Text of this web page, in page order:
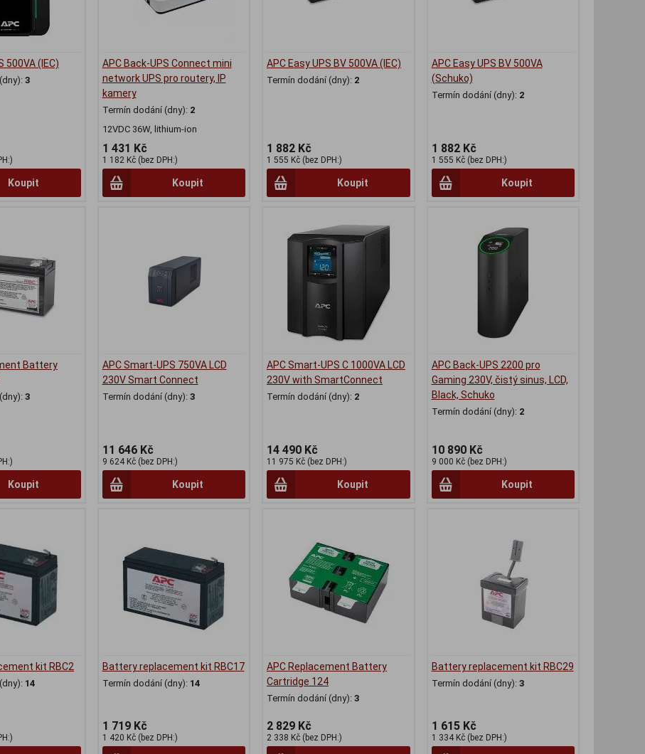
500VA (IEC)
3
Koupit
APC Back-UPS Connect mini
network UPS pro routery, IP
kamery
Termín dodání (dny): 2
12VDC 36W, lithium-ion
1 431 Kč
1 182 Kč (bez DPH:)
Koupit
APC Easy UPS BV 500VA (IEC)
Termín dodání (dny): 2
1 882 Kč
1 555 Kč (bez DPH:)
Koupit
APC Easy UPS BV 500VA
(Schuko)
Termín dodání (dny): 2
1 882 Kč
1 555 Kč (bez DPH:)
Koupit
Battery
3
Koupit
APC Smart-UPS 750VA LCD
230V Smart Connect
Termín dodání (dny): 3
11 646 Kč
9 624 Kč (bez DPH:)
Koupit
APC Smart-UPS C 1000VA LCD
230V with SmartConnect
Termín dodání (dny): 2
14 490 Kč
11 975 Kč (bez DPH:)
Koupit
APC Back-UPS 2200 pro
Gaming 230V, čistý sinus, LCD,
Black, Schuko
Termín dodání (dny): 2
10 890 Kč
9 000 Kč (bez DPH:)
Koupit
kit RBC2
14
Battery replacement kit RBC17
Termín dodání (dny): 14
1 719 Kč
1 420 Kč (bez DPH:)
APC Replacement Battery
Cartridge 124
Termín dodání (dny): 3
2 829 Kč
2 338 Kč (bez DPH:)
Battery replacement kit RBC29
Termín dodání (dny): 3
1 615 Kč
1 334 Kč (bez DPH:)